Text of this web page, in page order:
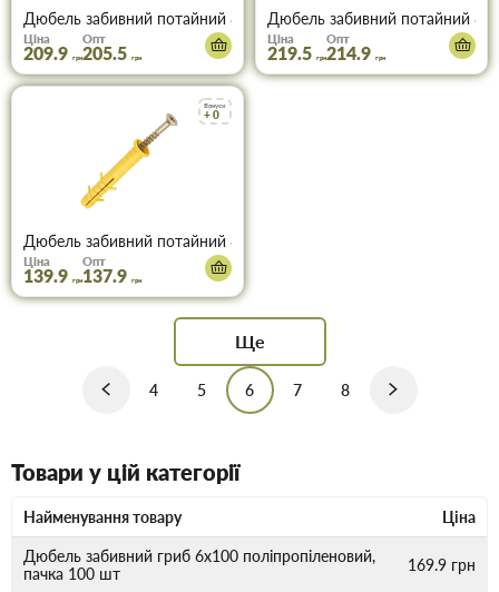
Дюбель забивний потайний 8х140 мм, поліпропіленовий, пачка
Ціна
209.9 грн
Опт
205.5 грн
Дюбель забивний потайний
Ціна
219.5 грн
Опт
214.9 грн
Бонуси
+ 0
Дюбель забивний потайний 8х60 мм, поліпропіленовий, пачка
Ціна
139.9 грн
Опт
137.9 грн
Ще
4 5 6 7 8
Товари у цій категорії
Найменування товару Ціна
Дюбель забивний гриб 6х100 поліпропіленовий,
пачка 100 шт
169.9 грн